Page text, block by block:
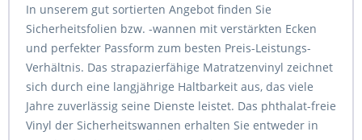
In unserem gut sortierten Angebot finden Sie
Sicherheitsfolien bzw. -wannen mit verstärkten Ecken
und perfekter Passform zum besten Preis-Leistungs-
Verhältnis. Das strapazierfähige Matratzenvinyl zeichnet
sich durch eine langjährige Haltbarkeit aus, das viele
Jahre zuverlässig seine Dienste leistet. Das phthalat-freie
Vinyl der Sicherheitswannen erhalten Sie entweder in